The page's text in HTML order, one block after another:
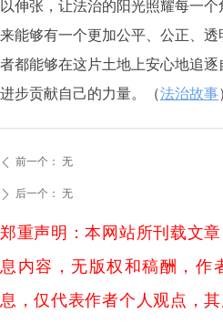
以伸张，让法治的阳光照耀每一
来能够有一个更加公平、公正、
者都能够在这片土地上安心地追
进步贡献自己的力量。（法治故事
ꄲ 后一个： 无
ꄴ 前一个： 无
郑重声明：本网站所刊载文
息内容，无版权和稿酬，作
息，仅代表作者个人观点，